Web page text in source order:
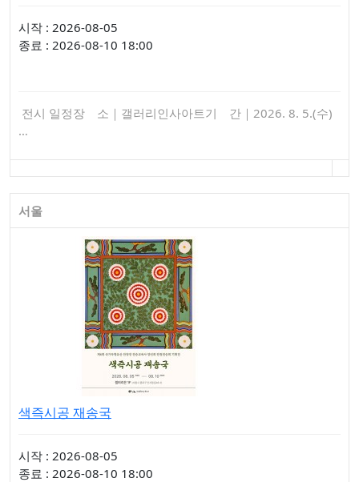
시작 : 2026-08-05
종료 : 2026-08-10 18:00
전시 일정장 소｜갤러리인사아트기 간｜2026. 8. 5.(수)
…
서울
색즉시공 재송국
시작 : 2026-08-05
종료 : 2026-08-10 18:00